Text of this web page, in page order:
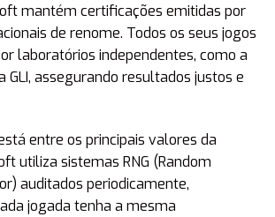
mantém certificações emitidas por
de renome. Todos os seus jogos
laboratórios independentes, como a
GLI, assegurando resultados justos e
entre os principais valores da
utiliza sistemas RNG (Random
auditados periodicamente,
jogada tenha a mesma